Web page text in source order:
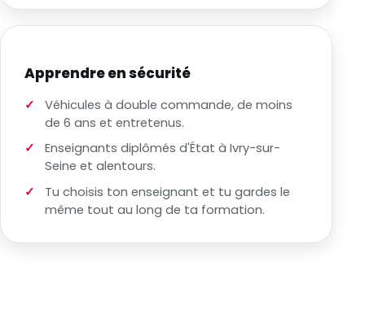
Apprendre en sécurité
Véhicules à double commande, de moins
de 6 ans et entretenus.
Enseignants diplômés d'État à Ivry-sur-
Seine et alentours.
Tu choisis ton enseignant et tu gardes le
même tout au long de ta formation.